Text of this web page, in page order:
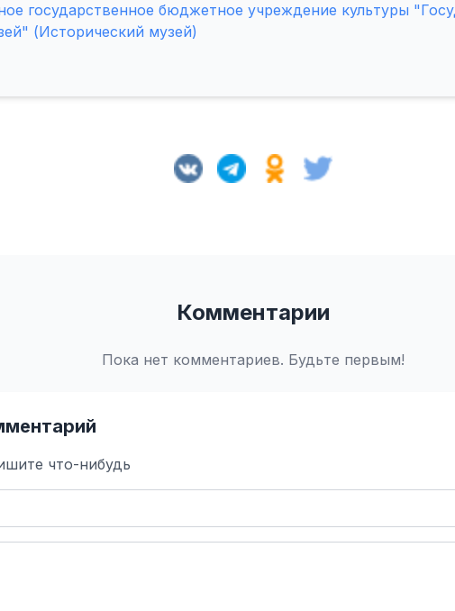
государственное бюджетное учреждение культуры
(Исторический музей)
Комментарии
Пока нет комментариев. Будьте первым!
что-нибудь